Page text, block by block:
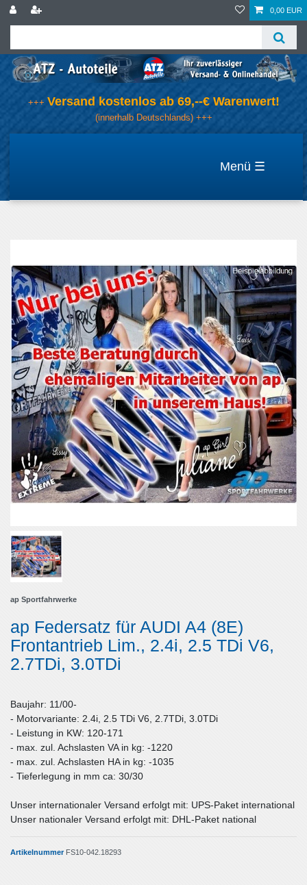
0,00 EUR
+++ Versand kostenlos ab 69,--€ Warenwert!
(innerhalb Deutschlands) +++
☰
ap Sportfahrwerke
ap Federsatz für AUDI A4 (8E)
Frontantrieb Lim., 2.4i, 2.5 TDi V6,
2.7TDi, 3.0TDi
Baujahr: 11/00-
- Motorvariante: 2.4i, 2.5 TDi V6, 2.7TDi, 3.0TDi
- Leistung in KW: 120-171
- max. zul. Achslasten VA in kg: -1220
- max. zul. Achslasten HA in kg: -1035
- Tieferlegung in mm ca: 30/30
Unser internationaler Versand erfolgt mit: UPS-Paket international
Unser nationaler Versand erfolgt mit: DHL-Paket national
Artikelnummer FS10-042.18293